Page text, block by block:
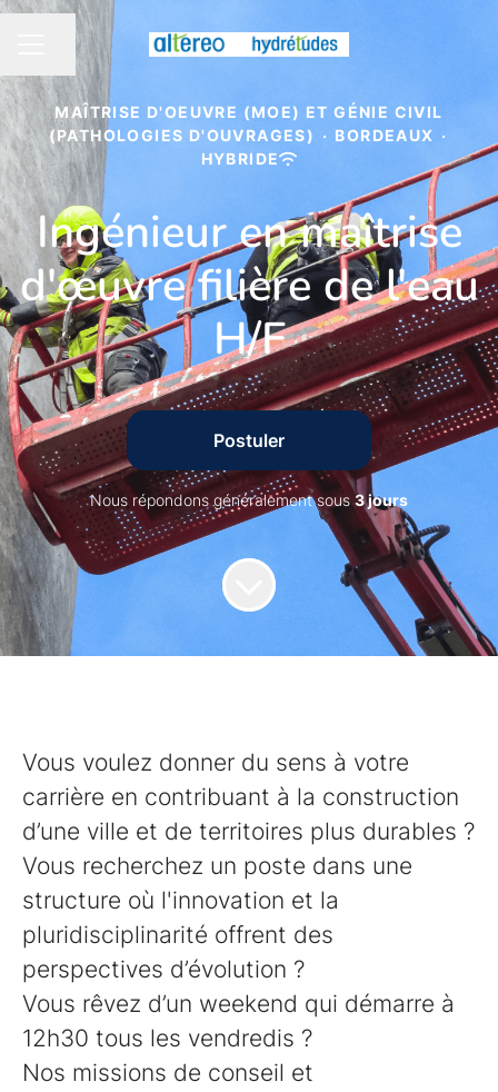
MENU CARRIÈRE
Partager la page
MAÎTRISE D'OEUVRE (MOE) ET GÉNIE CIVIL
(PATHOLOGIES D'OUVRAGES) · BORDEAUX ·
HYBRIDE
Ingénieur en maîtrise
d'œuvre filière de l'eau
H/F
Postuler
Nous répondons généralement sous3 jours
Vous voulez donner du sens à votre
carrière en contribuant à la construction
d’une ville et de territoires plus durables ?
Vous recherchez un poste dans une
structure où l'innovation et la
pluridisciplinarité offrent des
perspectives d’évolution ?
Vous rêvez d’un weekend qui démarre à
12h30 tous les vendredis ?
Nos missions de conseil et